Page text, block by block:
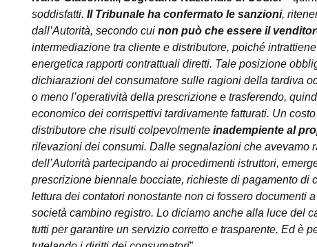
soddisfatti. Il Tribunale ha confermato le sanzioni,
dall’Autorità, secondo cui non può che essere il
intermediazione tra cliente e distributore, poiché
energetica rapporti contrattuali diretti. Tale posizione
dichiarazioni del consumatore sulle ragioni della tardiva
o meno l’operatività della prescrizione e trasferendo,
economico dei corrispettivi tardivamente fatturati. Un
distributore che risulti colpevolmente inadempiente al
rilevazioni dei consumi. Dalle segnalazioni che avevamo
dell’Autorità partecipando ai procedimenti istruttori,
prescrizione biennale bocciate, richieste di pagamento di
lettura dei contatori nonostante non ci fossero documenti
società cambino registro. Lo diciamo anche alla luce del
tutti per garantire un servizio corretto e trasparente. Ed è